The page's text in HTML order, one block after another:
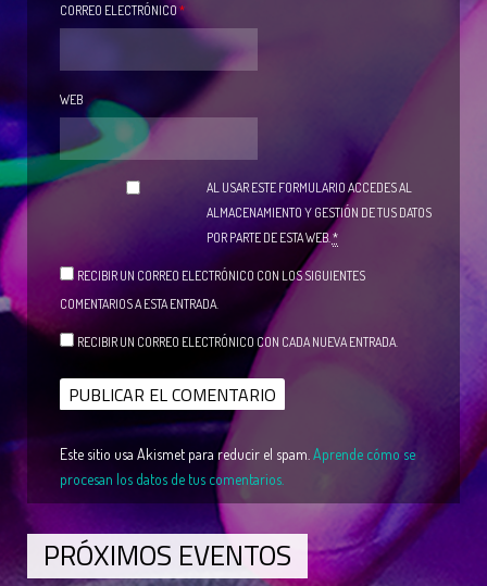
CORREO ELECTRÓNICO*
WEB
AL USAR ESTE FORMULARIO ACCEDES AL
ALMACENAMIENTO Y GESTIÓN DE TUS DATOS
POR PARTE DE ESTA WEB.*
RECIBIR UN CORREO ELECTRÓNICO CON LOS SIGUIENTES
COMENTARIOS A ESTA ENTRADA.
RECIBIR UN CORREO ELECTRÓNICO CON CADA NUEVA ENTRADA.
Este sitio usa Akismet para reducir el spam. Aprende cómo se
procesan los datos de tus comentarios.
PRÓXIMOS EVENTOS